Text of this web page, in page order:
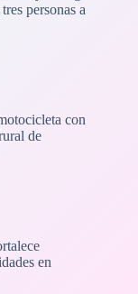
personas a
con
de
en